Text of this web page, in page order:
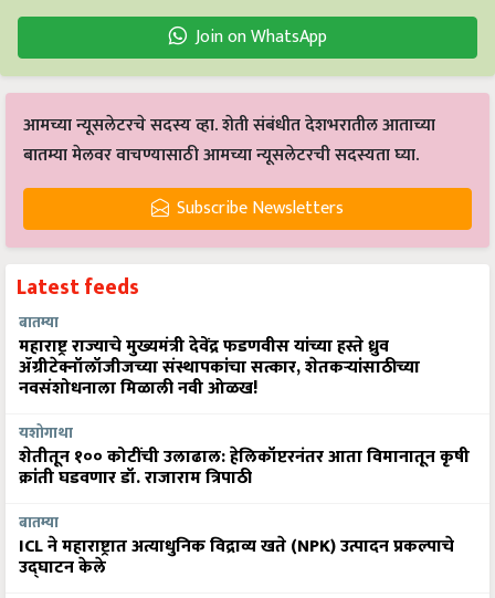
Join on WhatsApp
आमच्या न्यूसलेटरचे सदस्य व्हा. शेती संबंधीत देशभरातील आताच्या
बातम्या मेलवर वाचण्यासाठी आमच्या न्यूसलेटरची सदस्यता घ्या.
Subscribe Newsletters
Latest feeds
बातम्या
महाराष्ट्र राज्याचे मुख्यमंत्री देवेंद्र फडणवीस यांच्या हस्ते ध्रुव
ॲग्रीटेक्नॉलॉजीजच्या संस्थापकांचा सत्कार, शेतकऱ्यांसाठीच्या
नवसंशोधनाला मिळाली नवी ओळख!
यशोगाथा
शेतीतून १०० कोटींची उलाढाल: हेलिकॉप्टरनंतर आता विमानातून कृषी
क्रांती घडवणार डॉ. राजाराम त्रिपाठी
बातम्या
ICL ने महाराष्ट्रात अत्याधुनिक विद्राव्य खते (NPK) उत्पादन प्रकल्पाचे
उद्घाटन केले